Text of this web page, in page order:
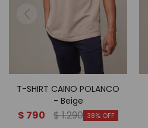
T-SHIRT CAINO POLANCO
- Beige
$ 790 $1.290 38